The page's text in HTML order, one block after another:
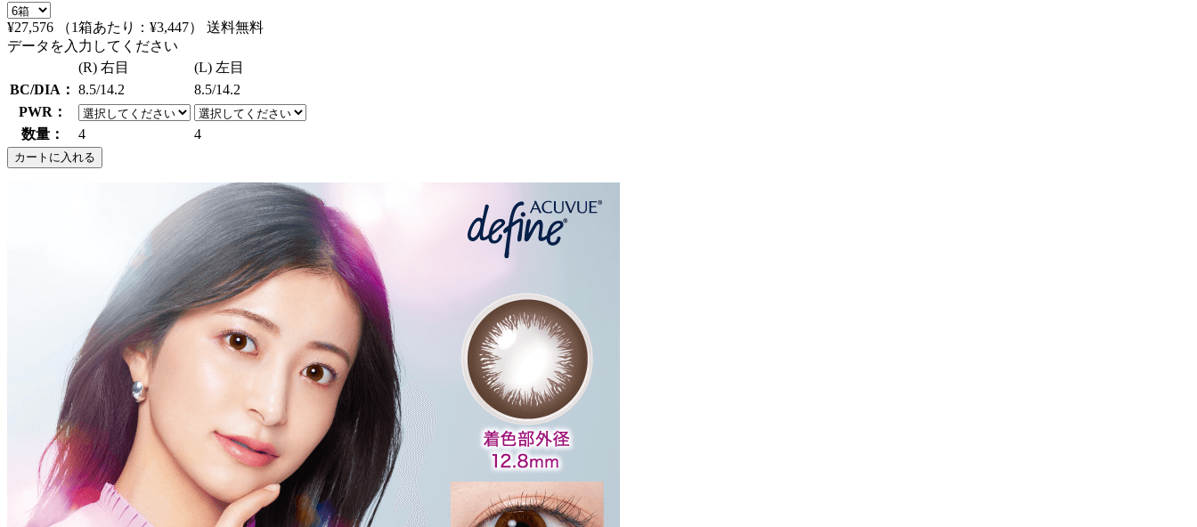
¥27,576 （1箱あたり： ¥3,447）
送料無料
データを入力してください
(R) 右目
(L) 左目
BC/DIA： 8.5/14.2
8.5/14.2
PWR：
数量：
4 4
カートに入れる